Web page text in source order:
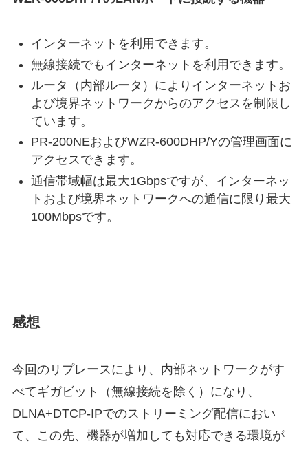
インターネットを利用できます。
無線接続でもインターネットを利用できます。
ルータ（内部ルータ）によりインターネットお
よび境界ネットワークからのアクセスを制限し
ています。
PR-200NEおよびWZR-600DHP/Yの管理画面に
アクセスできます。
通信帯域幅は最大1Gbpsですが、インターネッ
トおよび境界ネットワークへの通信に限り最大
100Mbpsです。
感想
今回のリプレースにより、内部ネットワークがす
べてギガビット（無線接続を除く）になり、
DLNA+DTCP-IPでのストリーミング配信におい
て、この先、機器が増加しても対応できる環境が